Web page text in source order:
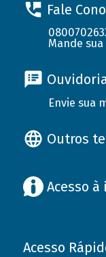
Fale
Mande
Envie sua
Outros
Acesso
Acesso